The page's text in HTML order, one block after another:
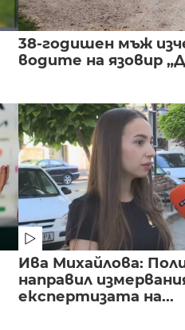
38-годишен мъж
водите на язовир
Ива Михайлова:
направил
експертизата на...